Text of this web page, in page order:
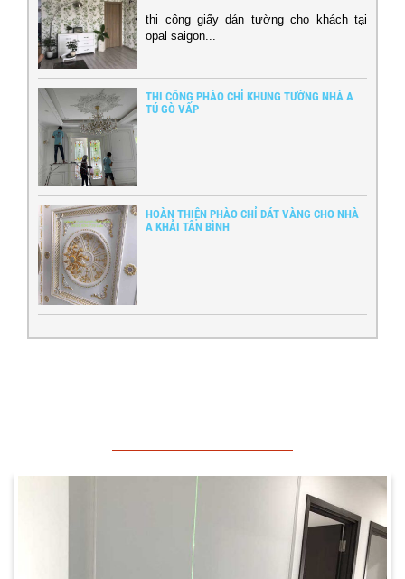
thi công giấy dán tường cho khách tại
opal saigon...
THI CÔNG PHÀO CHỈ KHUNG TƯỜNG NHÀ A
TÚ GÒ VẤP
HOÀN THIỆN PHÀO CHỈ DÁT VÀNG CHO NHÀ
A KHẢI TÂN BÌNH